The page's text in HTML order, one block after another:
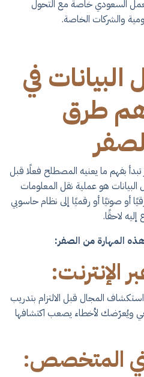
السعودي خاصةً مع التحول
والشركات الخاصة.
في
طرق
تبدأ بفهم ما يعنيه المصطلح فعلًا قبل
هو عملية نقل المعلومات
صوتيًا أو رقميًا إلى نظام حاسوبي
لاحقًا.
المهارة من الصفر:
الإنترنت:
المجال قبل الالتزام بتدريب
ويُعرّضك لأخطاء يصعب اكتشافها
المتخصص: